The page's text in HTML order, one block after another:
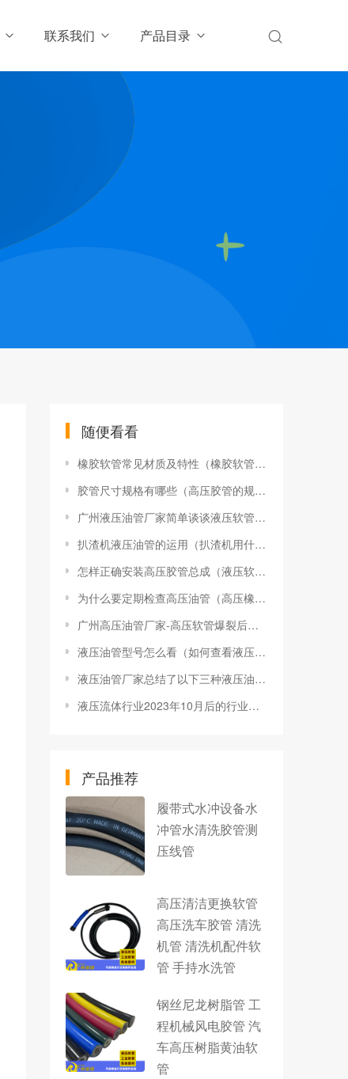
联系我们 产品目录
随便看看
橡胶软管常见材质及特性（橡胶软管是什么材质）
胶管尺寸规格有哪些（高压胶管的规格型号）
广州液压油管厂家简单谈谈液压软管的结构用途
扒渣机液压油管的运用（扒渣机用什么液压油管）
怎样正确安装高压胶管总成（液压软管总成怎样安装）
为什么要定期检查高压油管（高压橡胶油管故障原因及对策）
广州高压油管厂家-高压软管爆裂后怎样补救及需要注意的事项
液压油管型号怎么看（如何查看液压油管的参数）
液压油管厂家总结了以下三种液压油管使用不当的情况
液压流体行业2023年10月后的行业行情分析
产品推荐
履带式水冲设备水
冲管水清洗胶管测
压线管
高压清洁更换软管
高压洗车胶管 清洗
机管 清洗机配件软
管 手持水洗管
钢丝尼龙树脂管 工
程机械风电胶管 汽
车高压树脂黄油软
管